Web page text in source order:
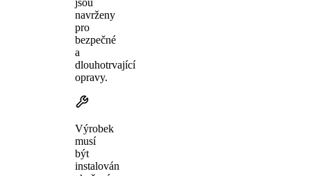
navrženy
pro
bezpečné
a
dlouhotrvající
opravy.
Výrobek
musí
být
instalován